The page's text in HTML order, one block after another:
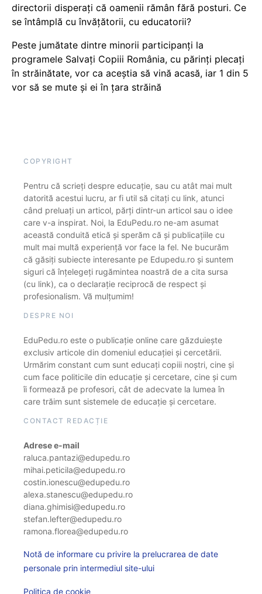
directorii disperați că oamenii rămân fără posturi. Ce
se întâmplă cu învățătorii, cu educatorii?
Peste jumătate dintre minorii participanți la
programele Salvați Copiii România, cu părinți plecați
în străinătate, vor ca aceștia să vină acasă, iar 1 din 5
vor să se mute și ei în țara străină
COPYRIGHT
Pentru că scrieți despre educație, sau cu atât mai mult
datorită acestui lucru, ar fi util să citați cu link, atunci
când preluați un articol, părți dintr-un articol sau o idee
care v-a inspirat. Noi, la EduPedu.ro ne-am asumat
această conduită etică și sperăm că și publicațiile cu
mult mai multă experiență vor face la fel. Ne bucurăm
că găsiți subiecte interesante pe Edupedu.ro și suntem
siguri că înțelegeți rugămintea noastră de a cita sursa
(cu link), ca o declarație reciprocă de respect și
profesionalism. Vă mulțumim!
DESPRE NOI
EduPedu.ro este o publicație online care găzduiește
exclusiv articole din domeniul educației și cercetării.
Urmărim constant cum sunt educați copiii noștri, cine și
cum face politicile din educație și cercetare, cine și cum
îi formează pe profesori, cât de adecvate la lumea în
care trăim sunt sistemele de educație și cercetare.
CONTACT REDACȚIE
Adrese e-mail
raluca.pantazi@edupedu.ro
mihai.peticila@edupedu.ro
costin.ionescu@edupedu.ro
alexa.stanescu@edupedu.ro
diana.ghimisi@edupedu.ro
stefan.lefter@edupedu.ro
ramona.florea@edupedu.ro
Notă de informare cu privire la prelucrarea de date
personale prin intermediul site-ului
Politica de cookie